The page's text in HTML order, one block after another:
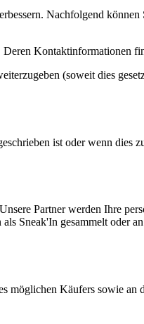
Nachfolgend können
Kontaktinformationen
(soweit dies
ist oder wenn dies
Partner werden Ihre
Sneak'In gesammelt oder
möglichen Käufers sowie an